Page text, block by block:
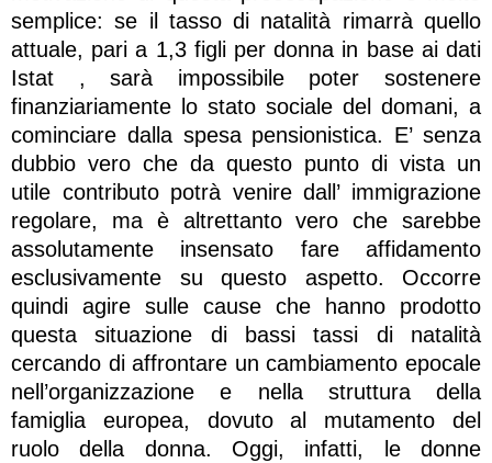
semplice: se il tasso di natalità rimarrà quello
attuale, pari a 1,3 figli per donna in base ai dati
Istat , sarà impossibile poter sostenere
finanziariamente lo stato sociale del domani, a
cominciare dalla spesa pensionistica. E’ senza
dubbio vero che da questo punto di vista un
utile contributo potrà venire dall’ immigrazione
regolare, ma è altrettanto vero che sarebbe
assolutamente insensato fare affidamento
esclusivamente su questo aspetto. Occorre
quindi agire sulle cause che hanno prodotto
questa situazione di bassi tassi di natalità
cercando di affrontare un cambiamento epocale
nell’organizzazione e nella struttura della
famiglia europea, dovuto al mutamento del
ruolo della donna. Oggi, infatti, le donne